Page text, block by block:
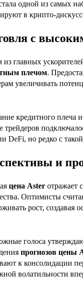
одной из самых
в крипто-
с
главных
плечом.
увеличивать
кредитного плеча
трейдеров
DeFi, но редко с
и
цена Aster отражает
Оптимисты
рост, создавая
голоса
прогнозов цены
к консолидации
волатильности